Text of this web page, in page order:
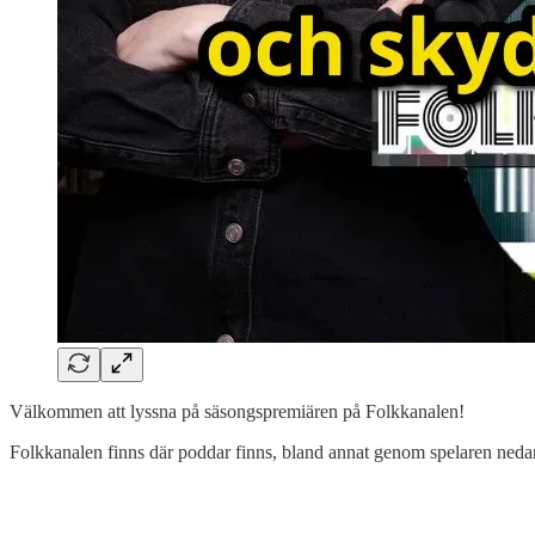
Välkommen att lyssna på säsongspremiären på Folkkanalen!
Folkkanalen finns där poddar finns, bland annat genom spelaren